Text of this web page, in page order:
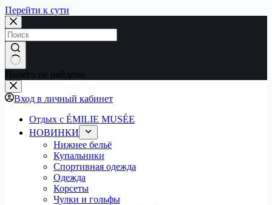
Перейти к сути
Ничего не найдено
Вход в личный кабинет
Отдых с ÉMILIE MUSÉE
НОВИНКИ
Нижнее бельё
Купальники
Спортивная одежда
Одежда
Корсеты
Чулки и гольфы